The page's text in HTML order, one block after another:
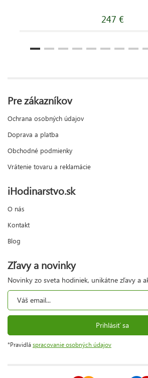
247 €
Pre zákazníkov
Ochrana osobných údajov
Doprava a platba
Obchodné podmienky
Vrátenie tovaru a reklamácie
iHodinarstvo.sk
O nás
Kontakt
Blog
Zľavy a novinky
Novinky zo sveta hodiniek, unikátne zľavy a
Prihlásiť sa
*Pravidlá spracovanie osobných údajov